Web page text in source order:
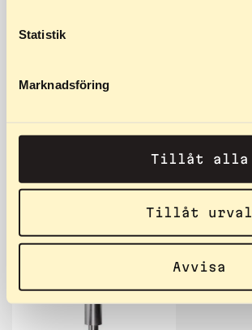
Statistik
Marknadsföring
Tillåt alla
Tillåt urval
Avvisa
27,90€–
Specifications: Wheel width:
Classic Wasa, Classic…